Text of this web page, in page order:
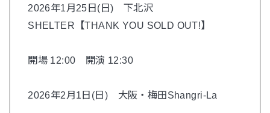
2026年1 月 25 日 ( 日) 下北沢
SHELTER 【THANK YOU SOLD OUT!】
開場12:00 開演 12:30
2026年2 月 1 日 ( 日 ) 大阪・梅田Shangri-La